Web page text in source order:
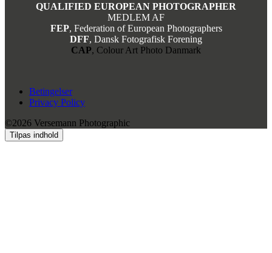
QUALIFIED EUROPEAN PHOTOGRAPHER
MEDLEM AF
FEP, Federation of European Photographers
DFF, Dansk Fotografisk Forening
CAP, Colour Art Photo Danmark
Betingelser
Privacy Policy
©2026 Versemann Photographic
Tilpas indhold